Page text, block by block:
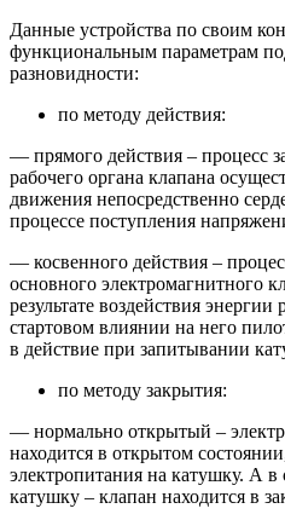
Данные устройства по своим
функциональным параметрам
разновидности:
по методу действия:
— прямого действия – процесс
рабочего органа клапана
движения непосредственно
процессе поступления
— косвенного действия –
основного электромагнитного
результате воздействия
стартовом влиянии на него
в действие при запитывании
по методу закрытия:
— нормально открытый –
находится в открытом
электропитания на катушку. А в
катушку – клапан находится в